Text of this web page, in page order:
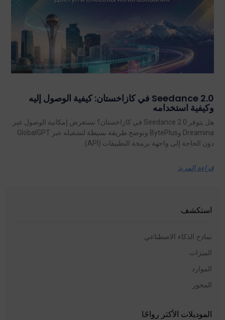
Seedance 2.0 في كازاخستان: كيفية الوصول إليه
وكيفية استخدامه
هل يتوفر Seedance 2.0 في كازاخستان؟ نستعرض إمكانية الوصول عبر
Dreamina وBytePlus ونوضح طريقة بسيطة لتشغيله عبر GlobalGPT
دون الحاجة إلى واجهة برمجة التطبيقات (API).
قراءة المزيد
استكشف
نماذج الذكاء الاصطناعي
الميزات
الموارد
المحور
الموديلات الأكثر رواجًا